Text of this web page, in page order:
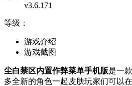
v3.6.171
等级：
游戏介绍
游戏截图
尘白禁区内置作弊菜单手机版是一
多全新的角色一起皮肤玩家们可以